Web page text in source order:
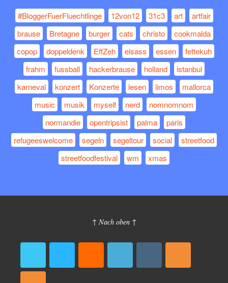
#BloggerFuerFluechtlinge 12von12 31c3 art
artfair
brause
Bretagne burger cats christo
cookmalda
copop
doppeldenk EffZeh elsass essen
fettekuh
frahm
fussball hackerbrause holland
istanbul
karneval
konzert Konzerte lesen limos
mallorca
music
musik myself nerd
nomnomnom
normandie
opentripsist palma
paris
refugeeswelcome
segeln segeltour social
streetfood
streetfoodfestival
wm xmas
↑ Nach oben ↑